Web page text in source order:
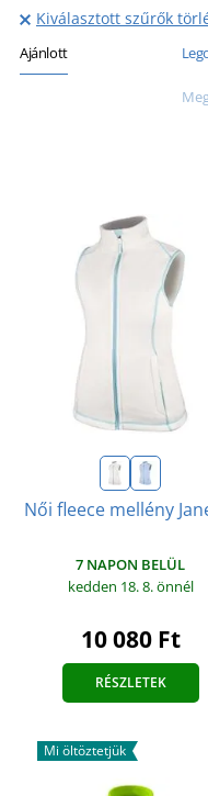
Kiválasztott szűrők
Ajánlott
Női fleece mellény
7 NAPON BELÜL
kedden 18. 8.önnél
10 080 Ft
RÉSZLETEK
Mi öltöztetjük